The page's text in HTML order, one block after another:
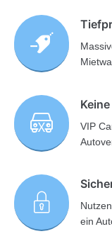
VIP
ein